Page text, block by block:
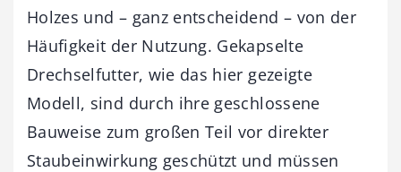
Holzes und – ganz entscheidend – von der
Häufigkeit der Nutzung. Gekapselte
Drechselfutter, wie das hier gezeigte
Modell, sind durch ihre geschlossene
Bauweise zum großen Teil vor direkter
Staubeinwirkung geschützt und müssen